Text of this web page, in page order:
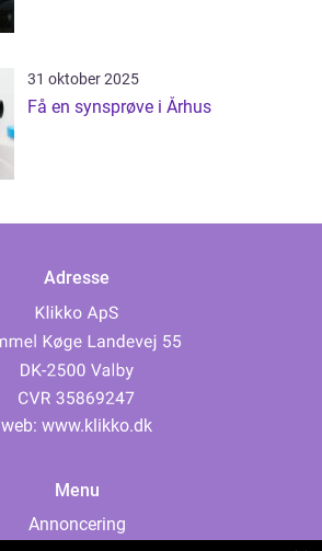
31 oktober 2025
Få en synsprøve i Århus
Adresse
web: www.klikko.dk
Menu
Annoncering